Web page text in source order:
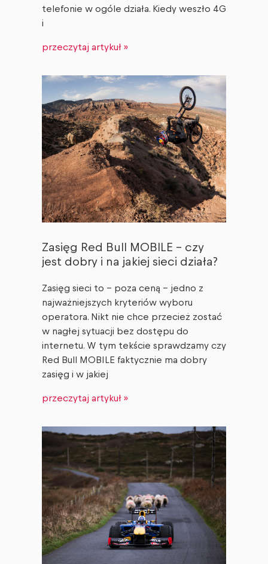
telefonie w ogóle działa. Kiedy weszło 4G
i
przeczytaj artykuł »
Zasięg Red Bull MOBILE – czy
jest dobry i na jakiej sieci działa?
Zasięg sieci to – poza ceną – jedno z
najważniejszych kryteriów wyboru
operatora. Nikt nie chce przecież zostać
w nagłej sytuacji bez dostępu do
internetu. W tym tekście sprawdzamy czy
Red Bull MOBILE faktycznie ma dobry
zasięg i w jakiej
przeczytaj artykuł »